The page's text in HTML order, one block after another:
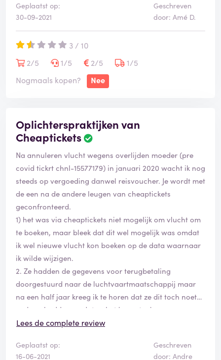
het bedrijf en vraag me af of ik er ooit nog wat zou
boeken.
Geplaatst op:
30-09-2021
Geschreven
door: Amé D.
3 / 10
2/5
1/5 2/5
1/5
Nogmaals kopen?
Nee
Oplichterspraktijken van
Cheaptickets
Na annuleren vlucht wegens overlijden moeder (pre
covid tickrt chnl-15577179) in januari 2020 wacht ik nog
steeds op vergoeding danwel reisvoucher. Je wordt met
de een na de andere leugen van cheaptickets
geconfronteerd.
1) het was via cheaptickets niet mogelijk om vlucht om
te boeken, maar bleek dat dit wel mogelijk was omdat
ik wel nieuwe vlucht kon boeken op de data waarnaar
ik wilde wijzigen.
2. Ze hadden de gegevens voor terugbetaling
doorgestuurd naar de luchtvaartmaatschappij maar
na een half jaar kreeg ik te horen dat ze dit toch noet
gedaan hadden omdat ze het 'vergeten' waren
3. Ik zou zelf voucher asn moeten vragen bij de
duidelijk vermeldt staat dat dit door de tussenpersoon
Lees de complete review
Geplaatst op:
16-06-2021
Geschreven
door: Andre